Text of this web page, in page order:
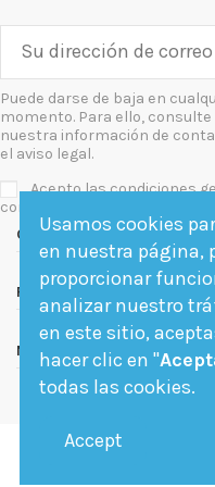
Puede darse de baja en
momento. Para ello, consulte
nuestra información de
el aviso legal.
Acepto las condiciones
confidencialidad
Contact us
Follow us
Newsletter
Usamos cookies
en nuestra página,
proporcionar
analizar nuestro
en este sitio,
hacer clic en "
todas las cookies.
Accept